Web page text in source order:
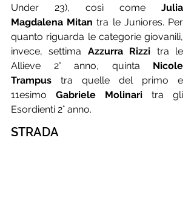
Under 23), così come Julia
Magdalena Mitan tra le Juniores. Per
quanto riguarda le categorie giovanili,
invece, settima Azzurra Rizzi tra le
Allieve 2° anno, quinta Nicole
Trampus tra quelle del primo e
11esimo Gabriele Molinari tra gli
Esordienti 2° anno.
STRADA